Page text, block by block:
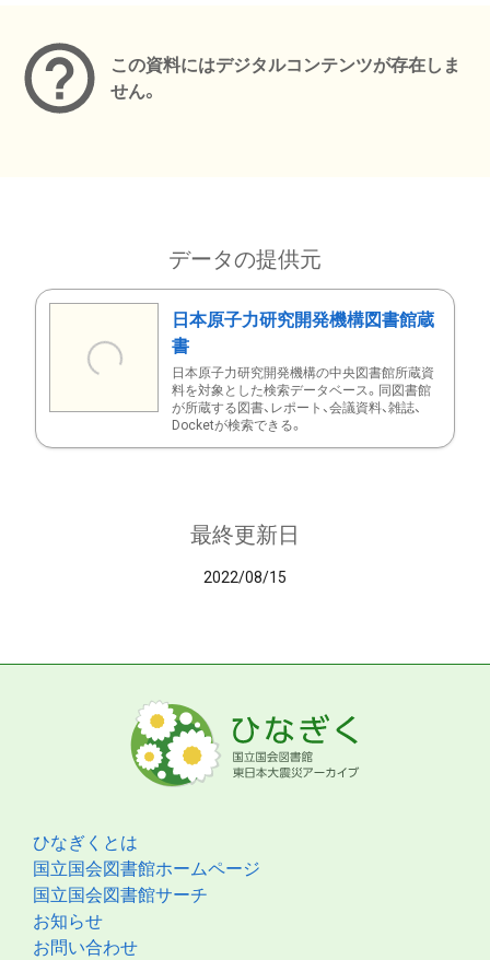
この資料にはデジタルコンテンツが存在しま
せん。
データの提供元
日本原子力研究開発機構図書館蔵
書
日本原子力研究開発機構の中央図書館所蔵資
料を対象とした検索データベース。同図書館
が所蔵する図書、レポート、会議資料、雑誌、
Docketが検索できる。
最終更新日
2022/08/15
ひなぎくとは
国立国会図書館ホームページ
国立国会図書館サーチ
お知らせ
お問い合わせ